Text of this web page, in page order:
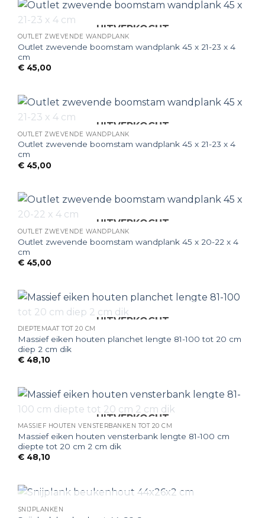
UITVERKOCHT
OUTLET ZWEVENDE WANDPLANK
Outlet zwevende boomstam wandplank 45 x 21-23 x 4
cm
€45,00
UITVERKOCHT
OUTLET ZWEVENDE WANDPLANK
Outlet zwevende boomstam wandplank 45 x 21-23 x 4
cm
€45,00
UITVERKOCHT
OUTLET ZWEVENDE WANDPLANK
Outlet zwevende boomstam wandplank 45 x 20-22 x 4
cm
€45,00
UITVERKOCHT
DIEPTEMAAT TOT 20 CM
Massief eiken houten planchet lengte 81-100 tot 20 cm
diep 2 cm dik
€48,10
UITVERKOCHT
MASSIEF HOUTEN VENSTERBANKEN TOT 20 CM
Massief eiken houten vensterbank lengte 81-100 cm
diepte tot 20 cm 2 cm dik
€48,10
SNIJPLANKEN